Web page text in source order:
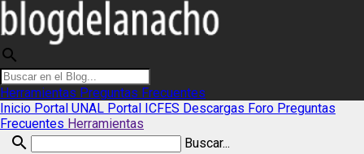
search
Herramientas Preguntas Frecuentes
Inicio Portal UNAL Portal ICFES Descargas Foro Preguntas
Frecuentes Herramientas
search Buscar...